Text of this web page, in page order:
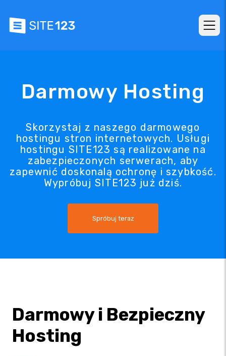
Darmowy Hosting
Skorzystaj z naszego darmowego
hostingu stron internetowych. Usługi
hostingu SITE123 są realizowane na
zabezpieczonych serwerach, aby
zapewnić doskonalą ochronę i szybkość.
Wypróbuj SITE123 już dziś.
Spróbuj teraz
Darmowy i Bezpieczny
Hosting